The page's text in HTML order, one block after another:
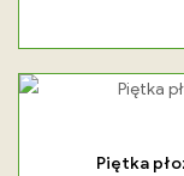
Piętka